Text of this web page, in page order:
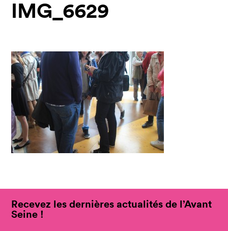
IMG_6629
Recevez les dernières actualités de l’Avant
Seine !